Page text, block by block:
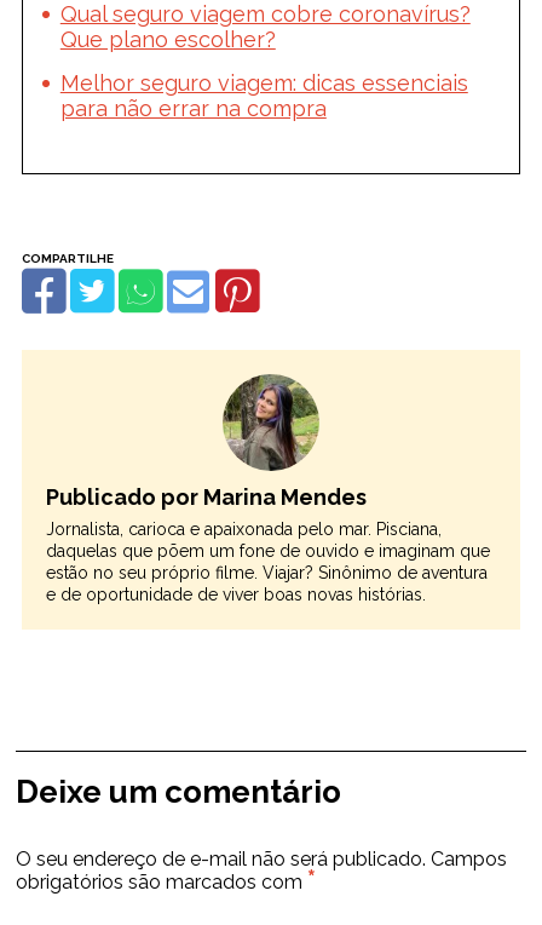
Qual seguro viagem cobre coronavírus?
Que plano escolher?
Melhor seguro viagem: dicas essenciais
para não errar na compra
Publicado por Marina Mendes
Jornalista, carioca e apaixonada pelo mar. Pisciana,
daquelas que põem um fone de ouvido e imaginam que
estão no seu próprio filme. Viajar? Sinônimo de aventura
e de oportunidade de viver boas novas histórias.
Deixe um comentário
O seu endereço de e-mail não será publicado. Campos
obrigatórios são marcados com *